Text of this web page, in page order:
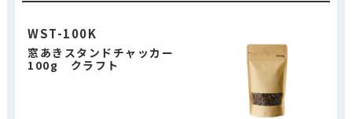
WST-100K
窓あきスタンドチャッカー
100g クラフト